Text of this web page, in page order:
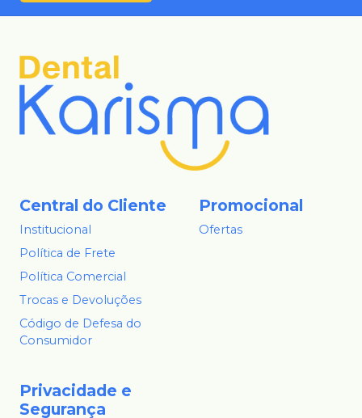
Central do Cliente
Institucional
Política de Frete
Política Comercial
Trocas e Devoluções
Código de Defesa do
Consumidor
Promocional
Ofertas
Privacidade e
Segurança